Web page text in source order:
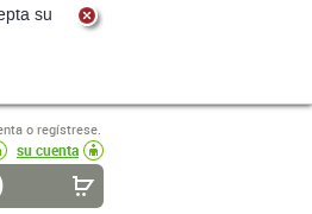
su
o regístrese.
su cuenta